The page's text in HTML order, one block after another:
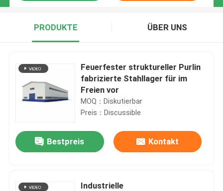
PRODUKTE ÜBER UNS
Feuerfester struktureller Purlin
fabrizierte Stahllager für im
Freien vor
MOQ：Diskutierbar
Preis：Discussible
Bestpreis Kontakt
Industrielle